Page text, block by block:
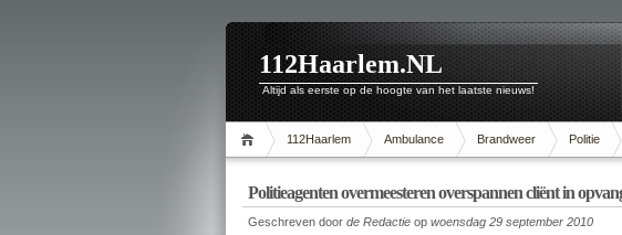
112Haarlem.NL
Altijd als eerste op de hoogte van het laatste nieuws!
112Haarlem Ambulance Brandweer Politie
Politieagenten overmeesteren overspannen cliënt in
Geschreven door de Redactie op woensdag 29 september 2010